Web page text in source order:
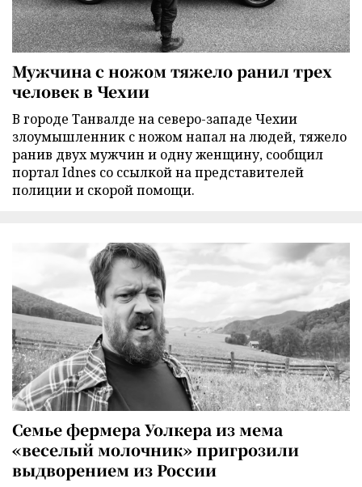
Мужчина с ножом тяжело ранил трех
человек в Чехии
В городе Танвалде на северо-западе Чехии
злоумышленник с ножом напал на людей, тяжело
ранив двух мужчин и одну женщину, сообщил
портал Idnes со ссылкой на представителей
полиции и скорой помощи.
Семье фермера Уолкера из мема
«веселый молочник» пригрозили
выдворением из России